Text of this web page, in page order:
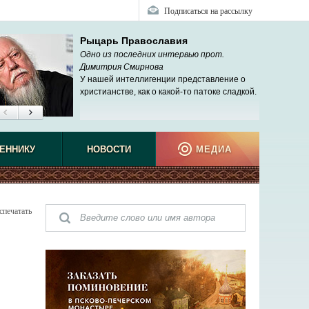
Подписаться на рассылку
Рыцарь Православия
Одно из последних интервью прот.
Димитрия Смирнова
У нашей интеллигенции представление о
христианстве, как о какой-то патоке сладкой.
НОВОСТИ МЕДИА